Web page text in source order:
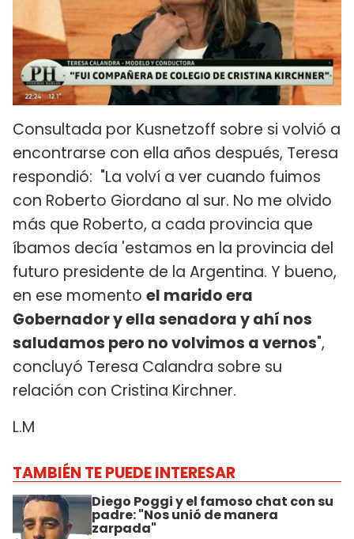
Consultada por Kusnetzoff sobre si volvió a
encontrarse con ella años después, Teresa
respondió: "La volví a ver cuando fuimos
con Roberto Giordano al sur. No me olvido
más que Roberto, a cada provincia que
íbamos decía 'estamos en la provincia del
futuro presidente de la Argentina. Y bueno,
en ese momento el marido era
Gobernador y ella senadora y ahí nos
saludamos pero no volvimos a vernos",
concluyó Teresa Calandra sobre su
relación con Cristina Kirchner.
L.M
TAMBIÉN TE PUEDE INTERESAR
Diego Poggi y el famoso chat con su
padre: "Nos unió de manera
zarpada"